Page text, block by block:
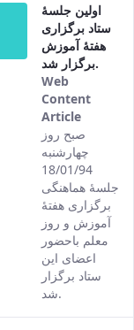
اولین جلسۀ
ستاد برگزاری
هفتۀ آموزش
برگزار شد.
Web
Content
Article
comes
from
the
Persian
version
of this
content.
صبح روز
چهارشنبه
18/01/94
جلسۀ هماهنگی
برگزاری هفتۀ
آموزش و روز
معلم باحضور
اعضای این
ستاد برگزار
شد.